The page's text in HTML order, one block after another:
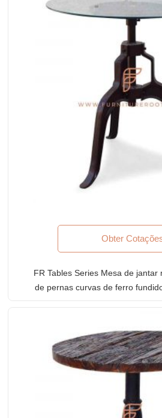
Obter
FR Tables Series Mesa de jantar
de pernas curvas de ferro